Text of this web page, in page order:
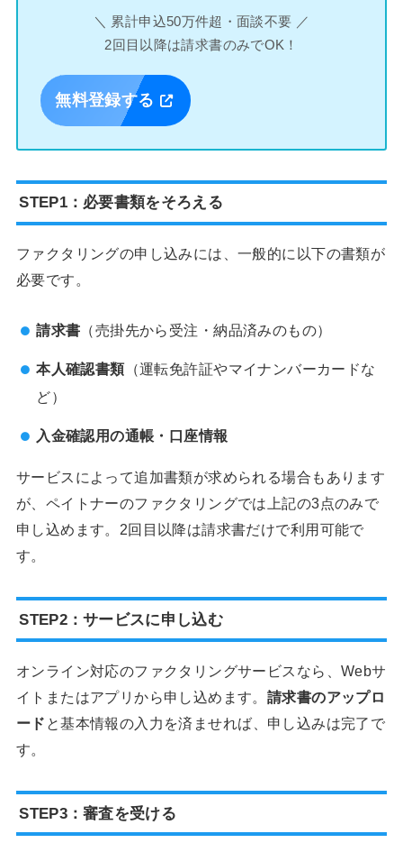
＼ 累計申込50万件超・面談不要 ／
2回目以降は請求書のみでOK！
無料登録する
STEP1：必要書類をそろえる
ファクタリングの申し込みには、一般的に以下の書類が
必要です。
請求書 （売掛先から受注・納品済みのもの）
本人確認書類（運転免許証やマイナンバーカードな
ど）
入金確認用の通帳・口座情報
サービスによって追加書類が求められる場合もあります
が、ペイトナーのファクタリングでは上記の3点のみで
申し込めます。2回目以降は請求書だけで利用可能で
す。
STEP2：サービスに申し込む
オンライン対応のファクタリングサービスなら、Webサ
イトまたはアプリから申し込めます。 請求書のアップロ
ード と基本情報の入力を済ませれば、申し込みは完了で
す。
STEP3：審査を受ける